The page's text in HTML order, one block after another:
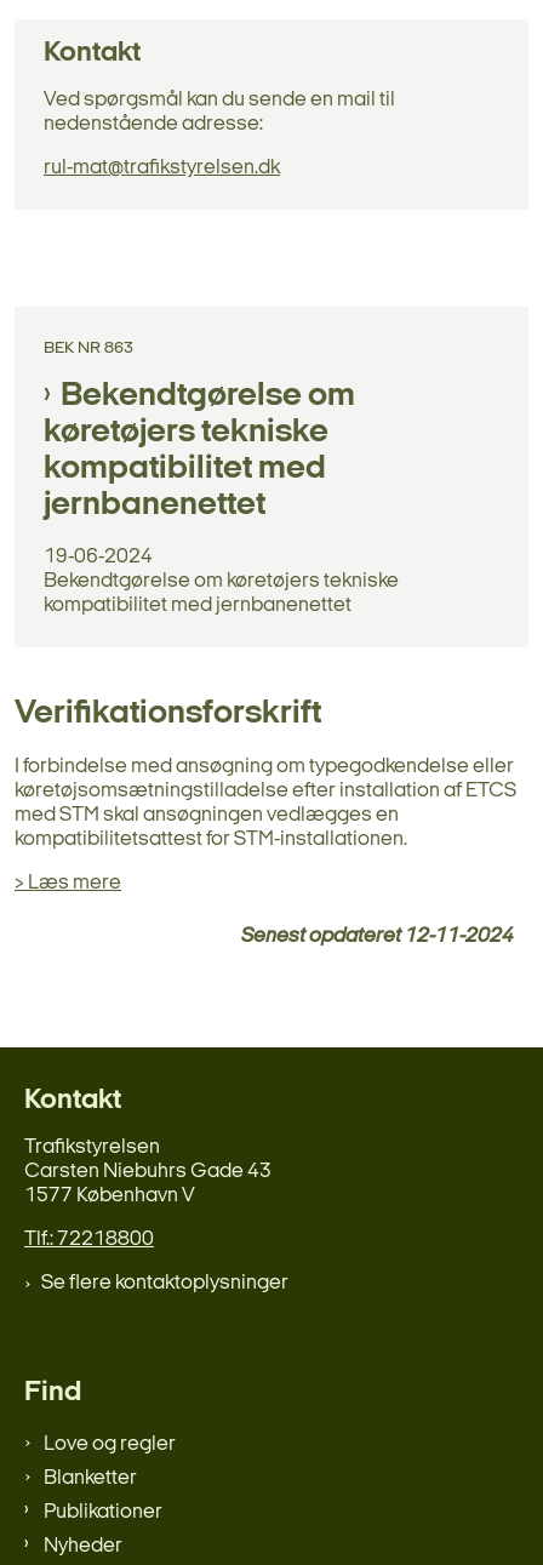
Kontakt
Ved spørgsmål kan du sende en mail til
nedenstående adresse:
rul-mat@trafikstyrelsen.dk
BEK NR 863
Bekendtgørelse om
køretøjers tekniske
kompatibilitet med
jernbanenettet
19-06-2024
Bekendtgørelse om køretøjers tekniske
kompatibilitet med jernbanenettet
Verifikationsforskrift
I forbindelse med ansøgning om typegodkendelse eller
køretøjsomsætningstilladelse efter installation af ETCS
med STM skal ansøgningen vedlægges en
kompatibilitetsattest for STM-installationen.
> Læs mere
Senest opdateret 12-11-2024
Kontakt
Trafikstyrelsen
Carsten Niebuhrs Gade 43
1577 København V
Tlf.: 72218800
Se flere kontaktoplysninger
Find
Love og regler
Blanketter
Publikationer
Nyheder